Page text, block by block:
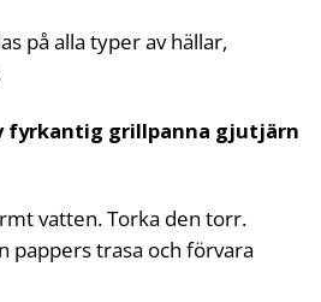
på alla typer av hällar,
fyrkantig grillpanna gjutjärn
vatten. Torka den torr.
pappers trasa och förvara